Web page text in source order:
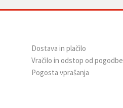
Dostava in plačilo
Vračilo in odstop od pogodbe
Pogosta vprašanja